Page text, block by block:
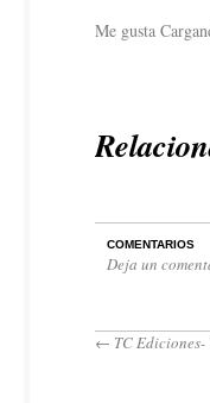
Me gusta
COMENTARIOS
Deja un
← TC